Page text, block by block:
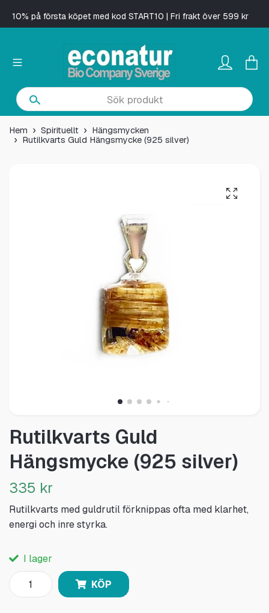
10% på första köpet med kod START10 | Fri frakt över 599 kr
Hem Spirituellt
Hängsmycken
Rutilkvarts Guld Hängsmycke (925 silver)
Rutilkvarts Guld
Hängsmycke (925 silver)
335 kr
Rutilkvarts med guldrutil förknippas ofta med klarhet,
energi och inre styrka.
I lager
KÖP